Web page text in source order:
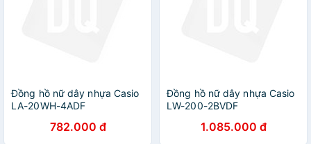
Đồng hồ nữ dây nhựa Casio
LA-20WH-4ADF
782.000 đ
Đồng hồ nữ dây nhựa Casio
LW-200-2BVDF
1.085.000 đ